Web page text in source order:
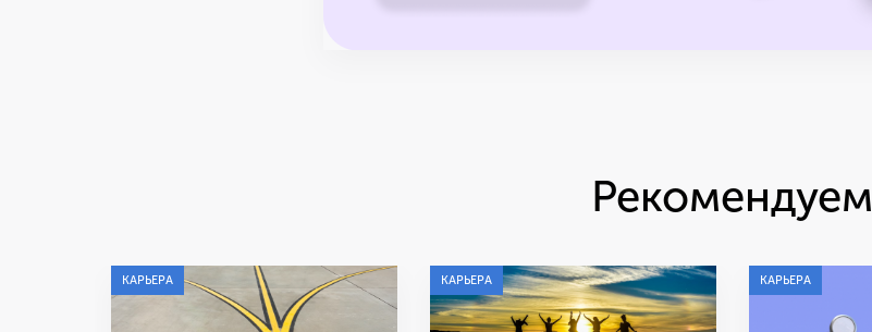
Рекомендуем
КАРЬЕРА КАРЬЕРА КАРЬЕРА